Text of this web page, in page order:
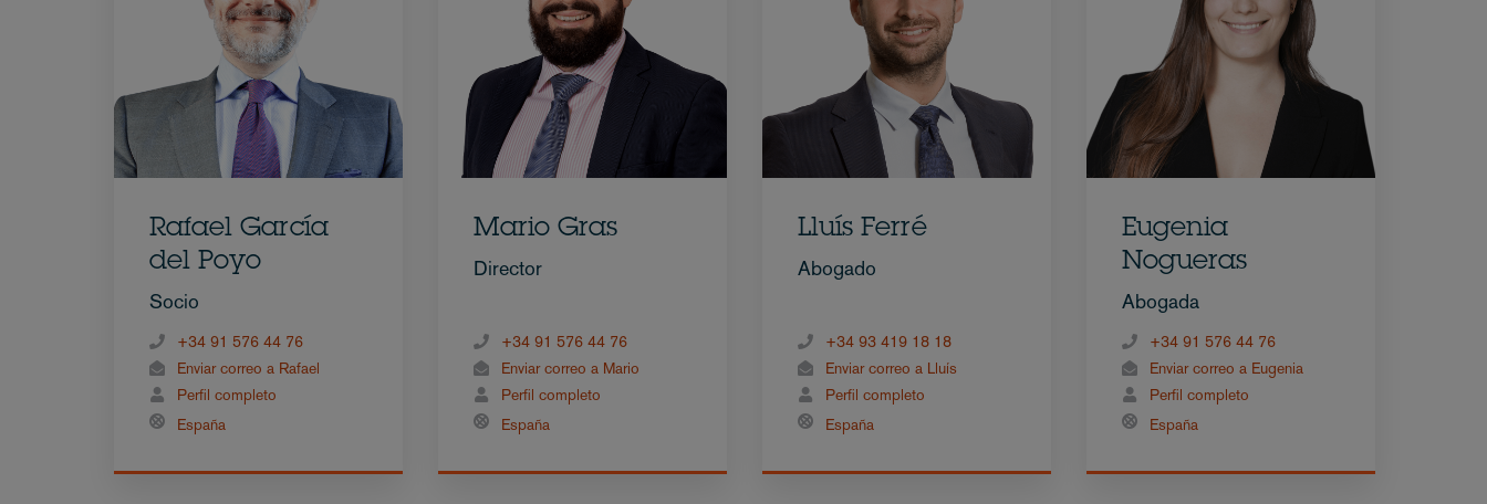
Rafael García
del Poyo
Socio
+34 91 576 44 76
Enviar correo a Rafael
Perfil completo
España
Mario Gras
Director
+34 91 576 44 76
Enviar correo a Mario
Perfil completo
España
Lluís Ferré
Abogado
+34 93 419 18 18
Enviar correo a Lluís
Perfil completo
España
Eugenia
Nogueras
Abogada
+34 91 576 44 76
Enviar correo a Eugenia
Perfil completo
España